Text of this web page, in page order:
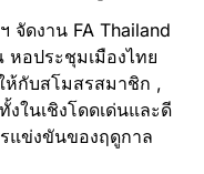
จัดงาน FA Thailand
อประชุมเมืองไทย
ห้กับสโมสรสมาชิก ,
ในเชิงโดดเด่นและดี
แข่งขันของฤดูกาล